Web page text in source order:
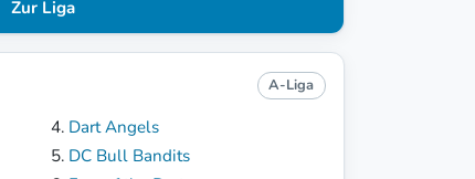
Zur Liga
A-Liga
Dart Angels
DC Bull Bandits